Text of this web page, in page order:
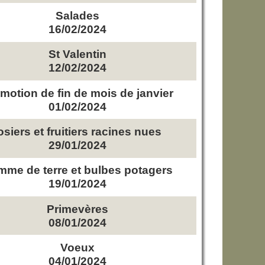
Salades
16/02/2024
St Valentin
12/02/2024
de fin de mois de janvier
01/02/2024
et fruitiers racines nues
29/01/2024
de terre et bulbes potagers
19/01/2024
Primevères
08/01/2024
Voeux
04/01/2024